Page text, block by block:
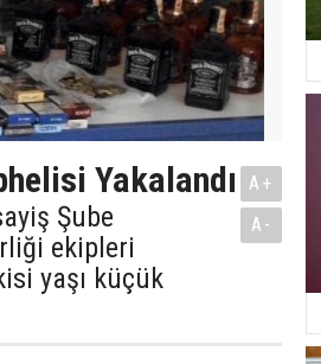
Yakalandı
Şube
ekipleri
yaşı küçük
A+
A-